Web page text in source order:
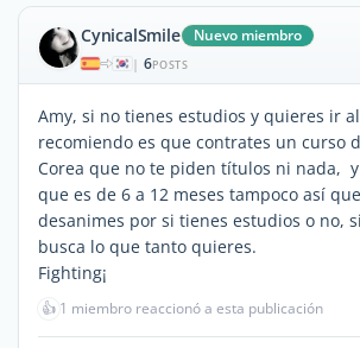
CynicalSmile Nuevo miembro
| 6POSTS
Amy, si no tienes estudios y quieres ir
recomiendo es que contrates un curso
Corea que no te piden títulos ni nada,
que es de 6 a 12 meses tampoco así
desanimes por si tienes estudios o no,
busca lo que tanto quieres.
Fighting¡
👍 1 miembro reaccionó a esta publicación